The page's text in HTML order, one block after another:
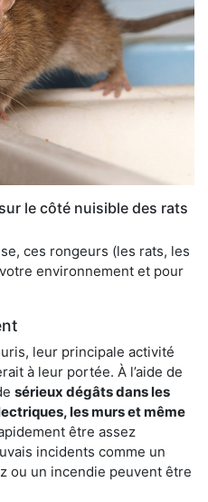
le côté nuisible des rats
ces rongeurs (les rats, les
environnement et pour
leur principale activité
à leur portée. À l’aide de
sérieux dégâts dans les
les murs et même
être assez
incidents comme un
ou un incendie peuvent être